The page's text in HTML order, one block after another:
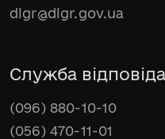
dlgr@dlgr.gov.ua
Служба
(096) 880-10-10
(056) 470-11-01